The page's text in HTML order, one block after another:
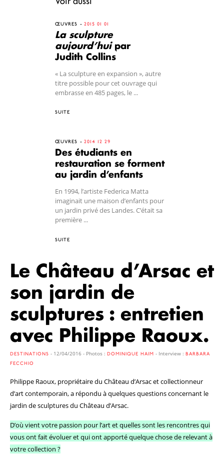
ŒUVRES 2015 01 01
La sculpture
aujourd’huipar
Judith Collins
« La sculpture en expansion », autre
titre possible pour cet ouvrage qui
embrasse en 485 pages, le ...
SUITE
ŒUVRES 2014 12 29
Des étudiants en
restauration se forment
au jardin d’enfants
En 1994, l’artiste Federica Matta
imaginait une maison d’enfants pour
un jardin privé des Landes. C’était sa
première ...
SUITE
Le Château d’Arsac et
son jardin de
sculptures : entretien
avec Philippe Raoux.
DESTINATIONS - 12/04/2016 - Photos : DOMINIQUE HAIM - Interview : BARBARA
FECCHIO
Philippe Raoux, propriétaire du Château d’Arsac et collectionneur
d’art contemporain, a répondu à quelques questions concernant le
jardin de sculptures du Château d’Arsac.
D’où vient votre passion pour l’art et quelles sont les rencontres qui
vous ont fait évoluer et qui ont apporté quelque chose de relevant à
votre collection ?